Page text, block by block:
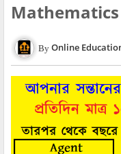
Mathematics
Online